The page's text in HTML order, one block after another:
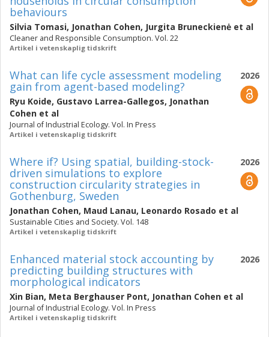
behaviours
Silvia Tomasi, Jonathan Cohen, Jurgita Bruneckienė et al
Cleaner and Responsible Consumption. Vol. 22
Artikel i vetenskaplig tidskrift
2026
What can life cycle assessment modeling
gain from agent-based modeling?
Ryu Koide, Gustavo Larrea-Gallegos, Jonathan
Cohen et al
Journal of Industrial Ecology. Vol. In Press
Artikel i vetenskaplig tidskrift
2026
Where if? Using spatial, building-stock-
driven simulations to explore
construction circularity strategies in
Gothenburg, Sweden
Jonathan Cohen, Maud Lanau, Leonardo Rosado et al
Sustainable Cities and Society. Vol. 148
Artikel i vetenskaplig tidskrift
2026
Enhanced material stock accounting by
predicting building structures with
morphological indicators
Xin Bian, Meta Berghauser Pont, Jonathan Cohen et al
Journal of Industrial Ecology. Vol. In Press
Artikel i vetenskaplig tidskrift